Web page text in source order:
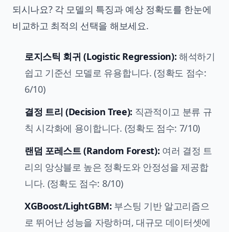
되시나요? 각 모델의 특징과 예상 정확도를 한눈에
비교하고 최적의 선택을 해보세요.
로지스틱 회귀 (Logistic Regression): 해석하기
쉽고 기준선 모델로 유용합니다. (정확도 점수:
6/10)
결정 트리 (Decision Tree): 직관적이고 분류 규
칙 시각화에 용이합니다. (정확도 점수: 7/10)
랜덤 포레스트 (Random Forest): 여러 결정 트
리의 앙상블로 높은 정확도와 안정성을 제공합
니다. (정확도 점수: 8/10)
XGBoost/LightGBM: 부스팅 기반 알고리즘으
로 뛰어난 성능을 자랑하며, 대규모 데이터셋에